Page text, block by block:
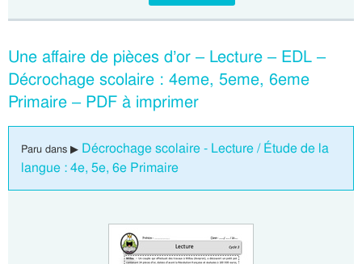
Une affaire de pièces d’or – Lecture – EDL –
Décrochage scolaire : 4eme, 5eme, 6eme
Primaire – PDF à imprimer
Paru dans ▶ Décrochage scolaire - Lecture / Étude de la
langue : 4e, 5e, 6e Primaire